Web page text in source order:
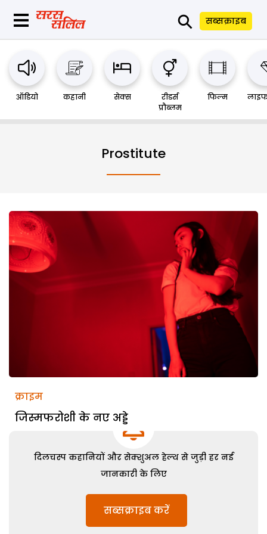
⚲ सब्सक्राइब
ऑडियो कहानी सेक्स
रीडर्स
प्रौब्लम
फिल्म
Prostitute
क्राइम
जिस्मफरोशी के नए अड्डे
दिलचस्प कहानियों और सेक्शुअल हेल्थ से जुड़ी हर नई
जानकारी के लिए
सब्सक्राइब करें